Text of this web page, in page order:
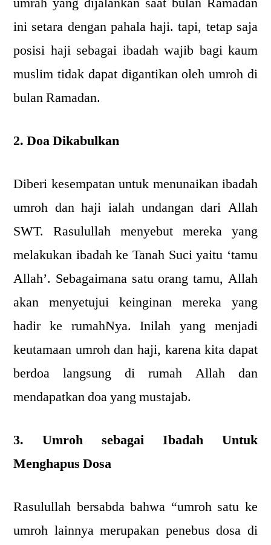
ini setara dengan pahala haji. tapi, tetap saja
posisi haji sebagai ibadah wajib bagi kaum
muslim tidak dapat digantikan oleh umroh di
bulan Ramadan.
2. Doa Dikabulkan
Diberi kesempatan untuk menunaikan ibadah
umroh dan haji ialah undangan dari Allah
SWT. Rasulullah menyebut mereka yang
melakukan ibadah ke Tanah Suci yaitu ‘tamu
Allah’. Sebagaimana satu orang tamu, Allah
akan menyetujui keinginan mereka yang
hadir ke rumahNya. Inilah yang menjadi
keutamaan umroh dan haji, karena kita dapat
berdoa langsung di rumah Allah dan
mendapatkan doa yang mustajab.
3. Umroh sebagai Ibadah Untuk
Menghapus Dosa
Rasulullah bersabda bahwa “umroh satu ke
umroh lainnya merupakan penebus dosa di